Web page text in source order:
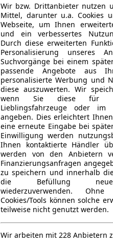
Wir bzw. Drittanbieter nutzen
Mittel, darunter u.a. Cookies
Webseite, um Ihnen
und ein verbessertes
Durch diese erweiterten
Personalisierung unseres
Suchvorgänge bei einem
passende Angebote aus
personalisierte Werbung und
diese auszuwerten. Wir
wenn Sie diese für
Lieblingsfahrzeuge oder im
angeben. Dies erleichtert
eine erneute Eingabe bei
Einwilligung werden
Ihnen kontaktierte Händler
werden von den Anbietern
Finanzierungsanfragen
zu speichern und innerhalb
die Befüllung neuer
wiederzuverwenden.
Cookies/Tools können solche
teilweise nicht genutzt werden.
Wir arbeiten mit 228 Anbietern